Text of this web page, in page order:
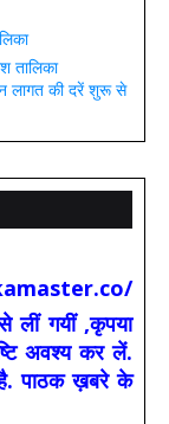
तालिका
लागत की दरें शुरू से
गयीं ,कृपया
अवश्य कर लें.
है. पाठक ख़बरे के